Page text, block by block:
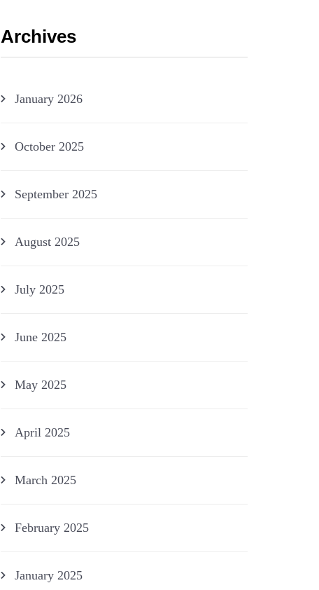
Archives
January 2026
October 2025
September 2025
August 2025
July 2025
June 2025
May 2025
April 2025
March 2025
February 2025
January 2025